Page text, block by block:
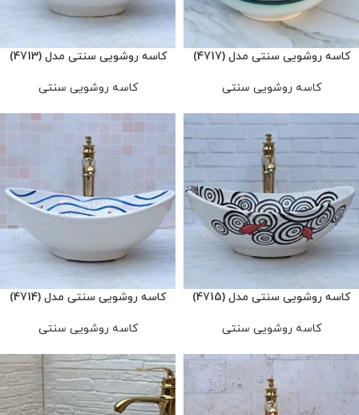
کاسه روشویی سنتی مدل (4717)
کاسه روشویی سنتی
کاسه روشویی سنتی مدل (4713)
کاسه روشویی سنتی
کاسه روشویی سنتی مدل (4715)
کاسه روشویی سنتی
کاسه روشویی سنتی مدل (4714)
کاسه روشویی سنتی